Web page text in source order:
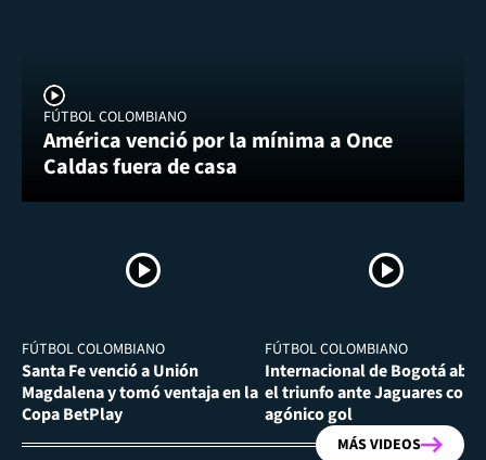
FÚTBOL COLOMBIANO
América venció por la mínima a Once
Caldas fuera de casa
FÚTBOL COLOMBIANO
Santa Fe venció a Unión
Magdalena y tomó ventaja en la
Copa BetPlay
FÚTBOL COLOMBIANO
Internacional de Bogotá
el triunfo ante Jaguares con
agónico gol
MÁS VIDEOS